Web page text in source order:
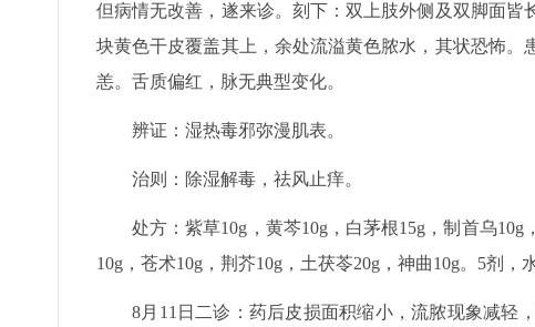
但病情无改善，遂来诊。刻下：双上肢外侧及双脚面
块黄色干皮覆盖其上，余处流溢黄色脓水，其状恐怖
恙。舌质偏红，脉无典型变化。
辨证：湿热毒邪弥漫肌表。
治则：除湿解毒，祛风止痒。
处方：紫草10g，黄芩10g，白茅根15g，制首乌
10g，苍术10g，荆芥10g，土茯苓20g，神曲10g。5剂，
8月11日二诊：药后皮损面积缩小，流脓现象减轻